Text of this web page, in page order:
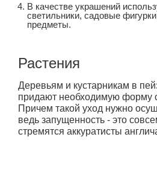
В качестве украшений
светильники, садовые
предметы.
Растения
Деревьям и кустарникам в
придают необходимую форму
Причем такой уход нужно
ведь запущенность - это
стремятся аккуратисты